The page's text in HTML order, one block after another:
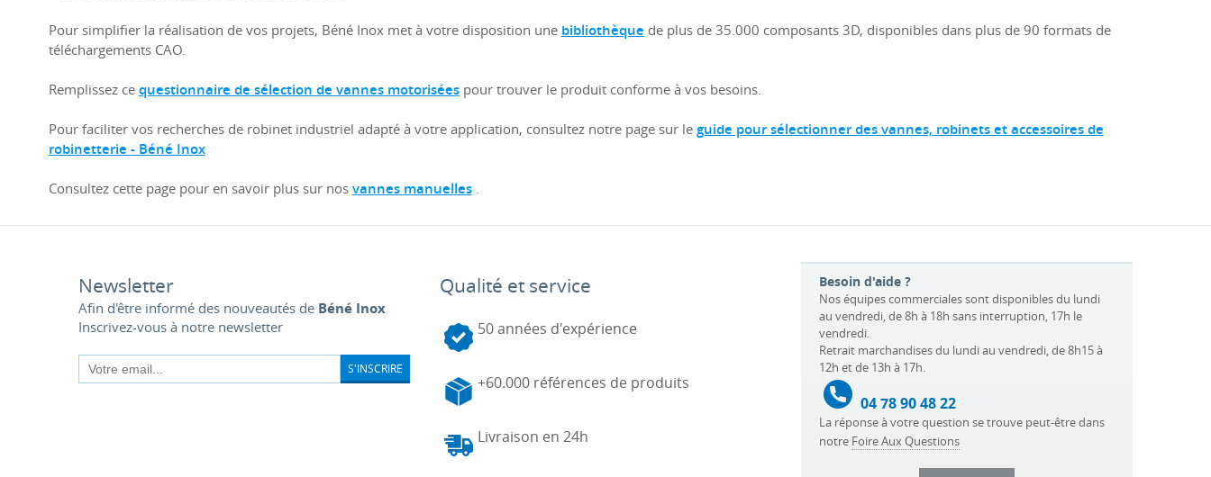
Pour simplifier la réalisation de vos projets, Béné Inox met à votre disposition une bibliothèque de plus de 35.000 composants 3D, disponibles dans plus de 90 formats de
téléchargements CAO.
Remplissez ce questionnaire de sélection de vannes motoriséespour trouver le produit conforme à vos besoins.
Pour faciliter vos recherches de robinet industriel adapté à votre application, consultez notre page sur le guide pour sélectionner des vannes, robinets et accessoires de
robinetterie - Béné Inox
Consultez cette page pour en savoir plus sur nos vannes manuelles.
Newsletter
Afin d'être informé des nouveautés de Béné Inox
Inscrivez-vous à notre newsletter
S'INSCRIRE
Qualité et service
50 années d'expérience
+60.000 références de produits
Livraison en 24h
Besoin d'aide ?
Nos équipes commerciales sont disponibles du lundi
au vendredi, de 8h à 18h sans interruption, 17h le
vendredi.
Retrait marchandises du lundi au vendredi, de 8h15 à
12h et de 13h à 17h.
04 78 90 48 22
La réponse à votre question se trouve peut-être dans
notre Foire Aux Questions